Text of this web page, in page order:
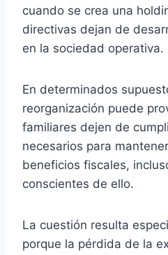
cuando se crea una
directivas dejan de
en la sociedad operativa.
En determinados
reorganización puede
familiares dejen de
necesarios para
beneficios fiscales,
conscientes de ello.
La cuestión resulta
porque la pérdida de la